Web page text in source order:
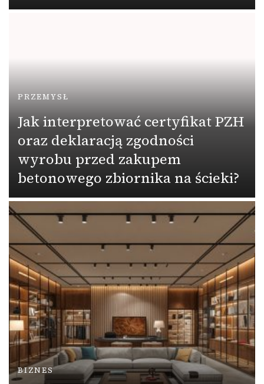
PRZEMYSŁ
Jak interpretować certyfikat PZH
oraz deklaracją zgodności
wyrobu przed zakupem
betonowego zbiornika na ścieki?
BIZNES